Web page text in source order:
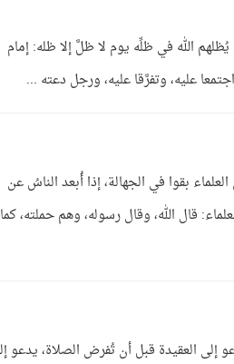
الله في ظلِّه يوم لا ظلَّ إلا ظله: إمام
عليه، وتفرَّقا عليه، ورجل دعته ...
بقوا في الجهالة، إذا أُبعد الناسُ عن
قال الله، وقال رسوله، وهم حملته، كما
العقيدة قبل أن تُفرض الصلاة، يدعو